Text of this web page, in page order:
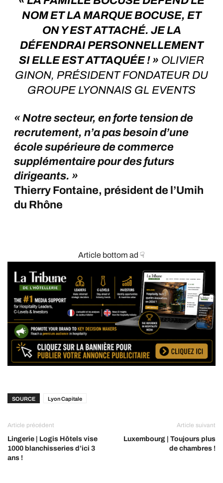
NOM ET LA MARQUE BOCUSE, ET
ON Y EST ATTACHÉ. JE LA
DÉFENDRAI PERSONNELLEMENT
SI ELLE EST ATTAQUÉE ! » OLIVIER
GINON, PRÉSIDENT FONDATEUR DU
GROUPE LYONNAIS GL EVENTS
« Notre secteur, en forte tension de
recrutement, n’a pas besoin d’une
école supérieure de commerce
supplémentaire pour des futurs
dirigeants. »
Thierry Fontaine, président de l’Umih
du Rhône
Article bottom ad ☟
SOURCE Lyon Capitale
Article précédent
Lingerie | Logis Hôtels vise
1000 blanchisseries d’ici 3
ans !
Article suivant
Luxembourg | Toujours plus
de chambres !